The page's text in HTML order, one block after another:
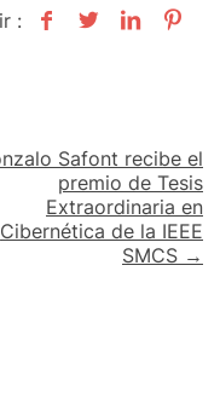
:
Safont recibe el
premio de Tesis
Extraordinaria en
Cibernética de la IEEE
SMCS →